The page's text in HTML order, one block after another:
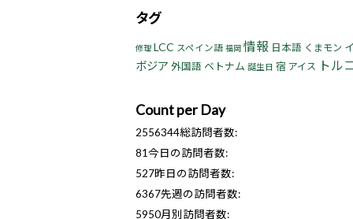
タグ
修理 LCC スペイン語 福岡 情報 日本語 くまモン
ボジア 外国語 ベトナム 誕生日 宿 アイス トル
Count per Day
2556344総訪問者数:
81今日の訪問者数:
527昨日の訪問者数:
6367先週の訪問者数:
5950月別訪問者数: